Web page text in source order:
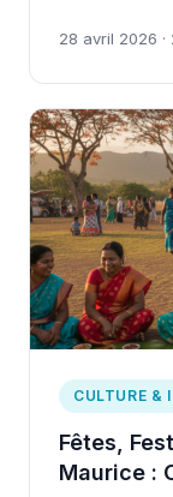
28 avril 2026 ·
CULTURE &
Fêtes,
Maurice :